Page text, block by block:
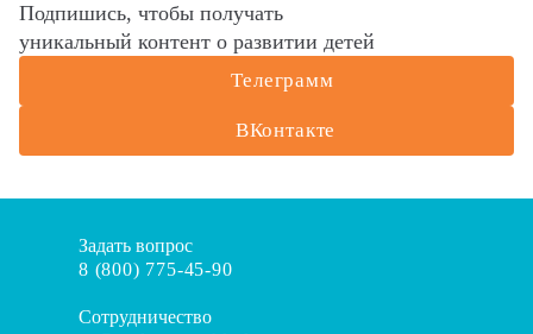
Подпишись, чтобы получать
уникальный контент о развитии детей
Телеграмм
ВКонтакте
Задать вопрос
8 (800) 775-45-90
Сотрудничество